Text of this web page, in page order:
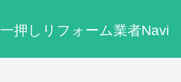
一押しリフォーム業者Navi